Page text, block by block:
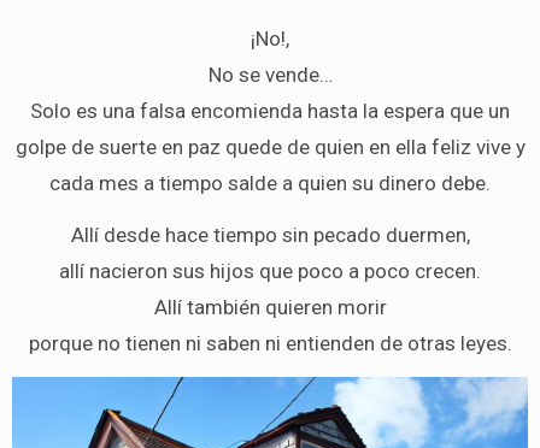
¡No!,
No se vende…
Solo es una falsa encomienda hasta la espera que un
golpe de suerte en paz quede de quien en ella feliz vive y
cada mes a tiempo salde a quien su dinero debe.
Allí desde hace tiempo sin pecado duermen,
allí nacieron sus hijos que poco a poco crecen.
Allí también quieren morir
porque no tienen ni saben ni entienden de otras leyes.